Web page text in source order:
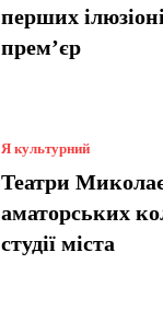
перших
прем’єр
Я культурний
Театри
аматорських
студії міста